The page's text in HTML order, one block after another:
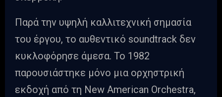
Παρά την υψηλή καλλιτεχνική σημασία
του έργου, το αυθεντικό soundtrack δεν
κυκλοφόρησε άμεσα. Το 1982
παρουσιάστηκε μόνο μια ορχηστρική
εκδοχή από τη New American Orchestra,